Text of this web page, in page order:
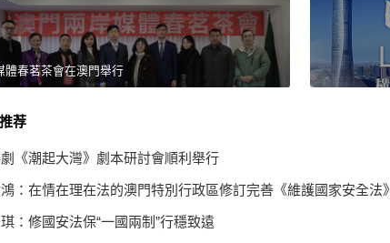
體春茗茶會在澳門舉行
荐
《潮起大灣》劇本研討會順利舉行
：在情在理在法的澳門特別行政區修訂完善《維護國家安全法》
：修國安法保“一國兩制”行穩致遠